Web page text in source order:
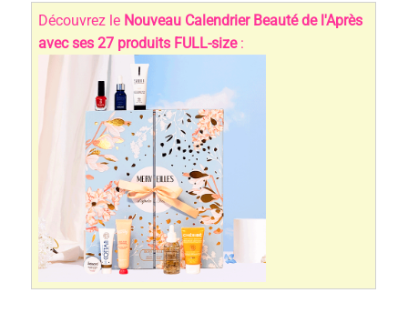
Découvrez le Nouveau Calendrier Beauté de l'Après
avec ses 27 produits FULL-size: